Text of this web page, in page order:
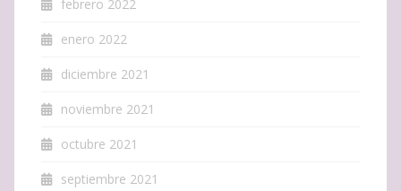
febrero 2022
enero 2022
diciembre 2021
noviembre 2021
octubre 2021
septiembre 2021